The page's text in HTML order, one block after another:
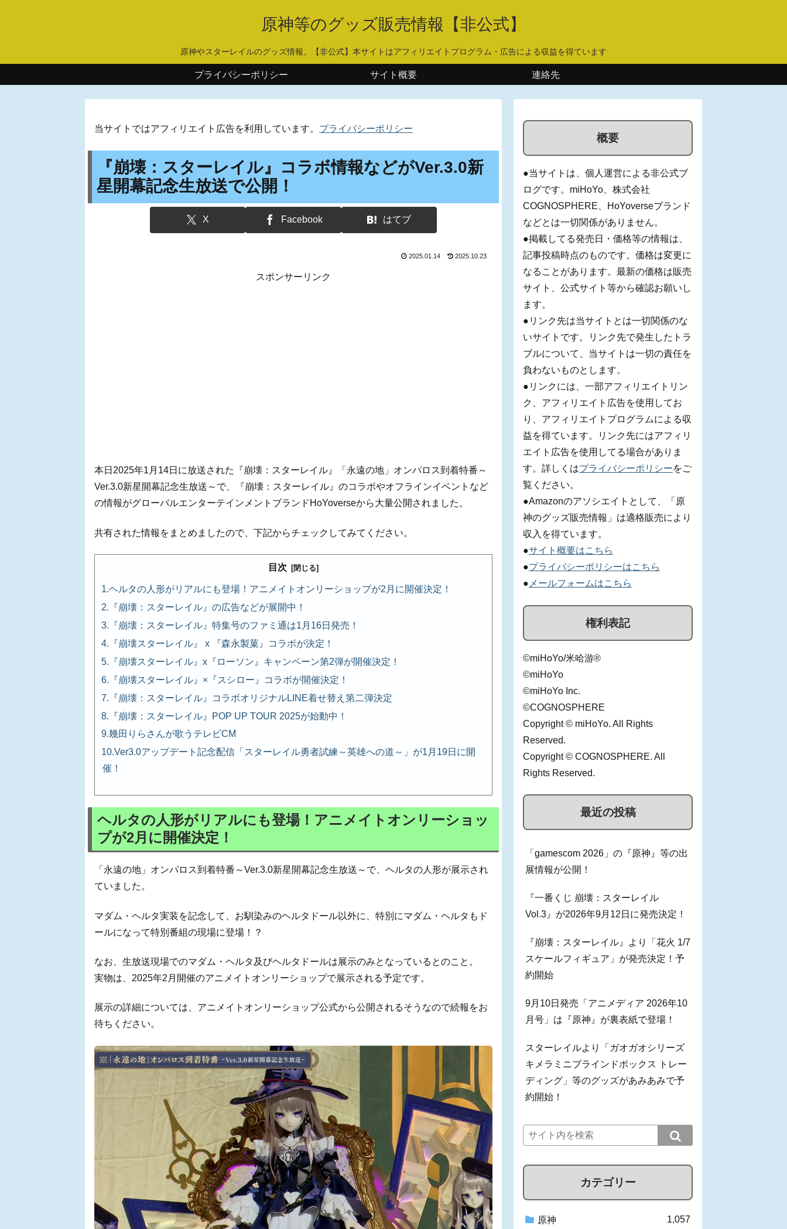
原神等のグッズ販売情報【非公式】
原神やスターレイルのグッズ情報。【非公式】本サイトはアフィリエイトプログラム・広告による収益を得ています
プライバシーポリシー サイト概要 連絡先
当サイトではアフィリエイト広告を利用しています。 プライバシーポリシー
『崩壊：スターレイル』コラボ情報などがVer.3.0新
星開幕記念生放送で公開！
X Facebook はてブ
2025.01.14 2025.10.23
スポンサーリンク
本日2025年1月14日に放送された『崩壊：スターレイル』「永遠の地」オンパロス到着特番～
Ver.3.0新星開幕記念生放送～で、『崩壊：スターレイル』のコラボやオフラインイベントなど
の情報がグローバルエンターテインメントブランドHoYoverseから大量公開されました。
共有された情報をまとめましたので、下記からチェックしてみてください。
目次
ヘルタの人形がリアルにも登場！アニメイトオンリーショップが2月に開催決定！
『崩壊：スターレイル』の広告などが展開中！
『崩壊：スターレイル』特集号のファミ通は1月16日発売！
『崩壊スターレイル』 x 『森永製菓』コラボが決定！
『崩壊スターレイル』x『ローソン』キャンペーン第2弾が開催決定！
『崩壊スターレイル』×『スシロー』コラボが開催決定！
『崩壊：スターレイル』コラボオリジナルLINE着せ替え第二弾決定
『崩壊：スターレイル』POP UP TOUR 2025が始動中！
幾田りらさんが歌うテレビCM
Ver3.0アップデート記念配信「スターレイル勇者試練～英雄への道～」が1月19日に開
催！
ヘルタの人形がリアルにも登場！アニメイトオンリーショッ
プが2月に開催決定！
「永遠の地」オンパロス到着特番～Ver.3.0新星開幕記念生放送～で、ヘルタの人形が展示され
ていました。
マダム・ヘルタ実装を記念して、お馴染みのヘルタドール以外に、特別にマダム・ヘルタもド
ールになって特別番組の現場に登場！？
なお、生放送現場でのマダム・ヘルタ及びヘルタドールは展示のみとなっているとのこと。
実物は、2025年2月開催のアニメイトオンリーショップで展示される予定です。
展示の詳細については、アニメイトオンリーショップ公式から公開されるそうなので続報をお
待ちください。
概要
●当サイトは、個人運営による非公式ブ
ログです。miHoYo、株式会社
COGNOSPHERE、HoYoverseブランド
などとは一切関係がありません。
●掲載してる発売日・価格等の情報は、
記事投稿時点のものです。価格は変更に
なることがあります。最新の価格は販売
サイト、公式サイト等から確認お願いし
ます。
●リンク先は当サイトとは一切関係のな
いサイトです。リンク先で発生したトラ
ブルについて、当サイトは一切の責任を
負わないものとします。
●リンクには、一部アフィリエイトリン
ク、アフィリエイト広告を使用してお
り、アフィリエイトプログラムによる収
益を得ています。リンク先にはアフィリ
エイト広告を使用してる場合がありま
す。詳しくはプライバシーポリシーをご
覧ください。
●Amazonのアソシエイトとして、「原
神のグッズ販売情報」は適格販売により
収入を得ています。
●サイト概要はこちら
●プライバシーポリシーはこちら
● メールフォームはこちら
権利表記
©miHoYo/米哈游®
©miHoYo
©miHoYo Inc.
©COGNOSPHERE
Copyright © miHoYo. All Rights
Reserved.
Copyright © COGNOSPHERE. All
Rights Reserved.
最近の投稿
「gamescom 2026」の『原神』等の出
展情報が公開！
『一番くじ 崩壊：スターレイル
Vol.3』が2026年9月12日に発売決定！
『崩壊：スターレイル』より「花火 1/7
スケールフィギュア」が発売決定！予
約開始
9月10日発売「アニメディア 2026年10
月号」は『原神』が裏表紙で登場！
スターレイルより「ガオガオシリーズ
キメラミニブラインドボックス トレー
ディング」等のグッズがあみあみで予
約開始！
カテゴリー
原神 1,057